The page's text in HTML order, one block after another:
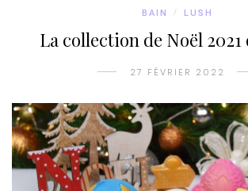
BAIN / LUSH
La collection de Noël 2021
27 FÉVRIER 2022